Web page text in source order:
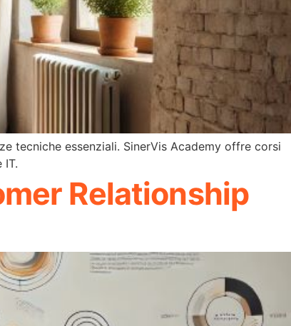
tecniche essenziali. SinerVis Academy offre corsi
IT.
Relationship